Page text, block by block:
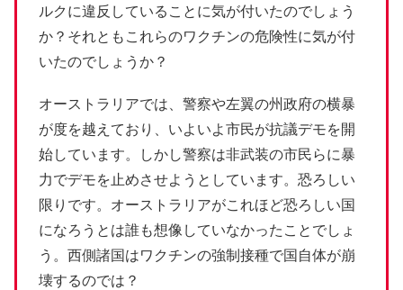
ルクに違反していることに気が付いたのでしょう
か？それともこれらのワクチンの危険性に気が付
いたのでしょうか？
オーストラリアでは、警察や左翼の州政府の横暴
が度を越えており、いよいよ市民が抗議デモを開
始しています。しかし警察は非武装の市民らに暴
力でデモを止めさせようとしています。恐ろしい
限りです。オーストラリアがこれほど恐ろしい国
になろうとは誰も想像していなかったことでしょ
う。西側諸国はワクチンの強制接種で国自体が崩
壊するのでは？